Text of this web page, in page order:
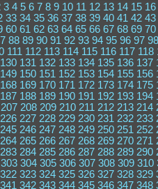
3 4 5 6 7 8 9 10 11 12 13 14 15 16
33 34 35 36 37 38 39 40 41 42 43
60 61 62 63 64 65 66 67 68 69 70
88 89 90 91 92 93 94 95 96 97 98
111 112 113 114 115 116 117 118
130 131 132 133 134 135 136 137
149 150 151 152 153 154 155 156
168 169 170 171 172 173 174 175
187 188 189 190 191 192 193 194
207 208 209 210 211 212 213 214
226 227 228 229 230 231 232 233
245 246 247 248 249 250 251 252
264 265 266 267 268 269 270 271
283 284 285 286 287 288 289 290
303 304 305 306 307 308 309 310
322 323 324 325 326 327 328 329
341 342 343 344 345 346 347 348